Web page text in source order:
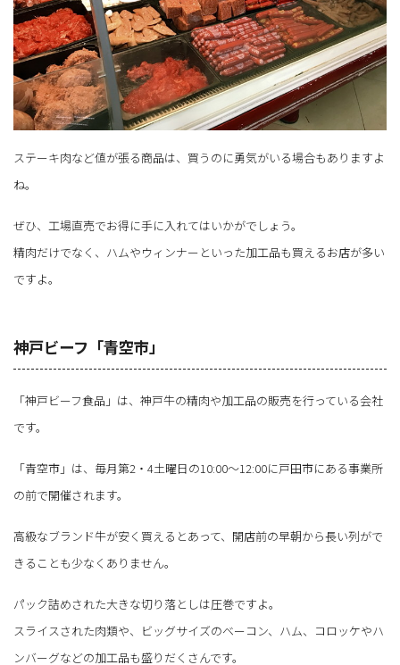
ステーキ肉など値が張る商品は、買うのに勇気がいる場合もありますよ
ね。
ぜひ、工場直売でお得に手に入れてはいかがでしょう。
精肉だけでなく、ハムやウィンナーといった加工品も買えるお店が多い
ですよ。
神戸ビーフ「青空市」
「神戸ビーフ食品」は、神戸牛の精肉や加工品の販売を行っている会社
です。
「青空市」は、毎月第2・4土曜日の10:00～12:00に戸田市にある事業所
の前で開催されます。
高級なブランド牛が安く買えるとあって、開店前の早朝から長い列がで
きることも少なくありません。
パック詰めされた大きな切り落としは圧巻ですよ。
スライスされた肉類や、ビッグサイズのベーコン、ハム、コロッケやハ
ンバーグなどの加工品も盛りだくさんです。